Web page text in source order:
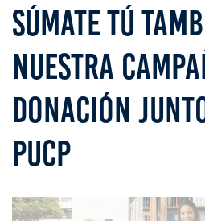
SÚMATE TÚ
NUESTRA
DONACIÓN
PUCP